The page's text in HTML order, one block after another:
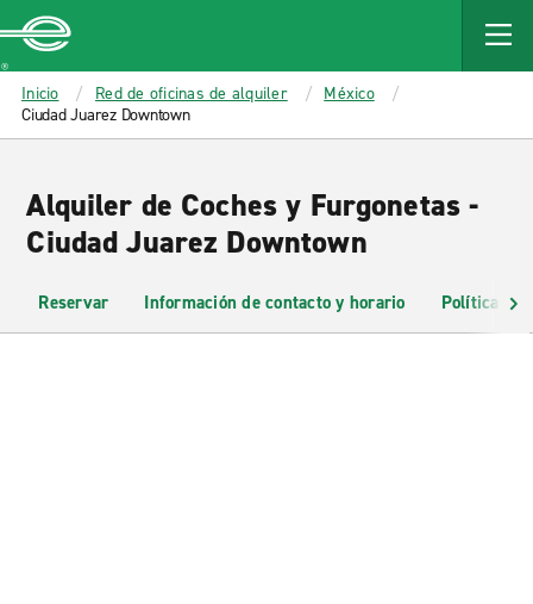
MAIN
CONTENT
Enterprise
Inicio Red de oficinas de alquiler
México
Ciudad Juarez Downtown
Alquiler de Coches y Furgonetas -
Ciudad Juarez Downtown
Reservar Información de contacto y horario Políticas